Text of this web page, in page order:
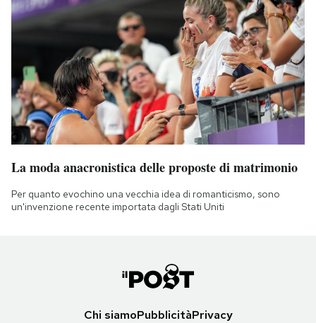
La moda anacronistica delle proposte di matrimonio
Per quanto evochino una vecchia idea di romanticismo, sono
un'invenzione recente importata dagli Stati Uniti
Chi siamoPubblicitàPrivacy